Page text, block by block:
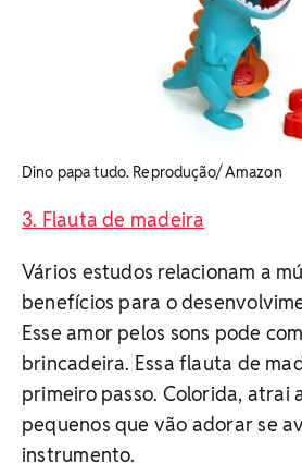
Dino papa tudo. Reprodução/ Amazon
3. Flauta de madeira
Vários estudos relacionam a
benefícios para o
Esse amor pelos sons pode
brincadeira. Essa flauta de
primeiro passo. Colorida, atrai
pequenos que vão adorar se
instrumento.